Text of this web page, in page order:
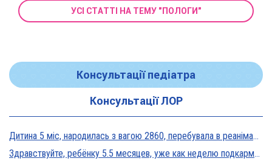
УСІ СТАТТІ НА ТЕМУ "ПОЛОГИ"
Консультації педіатра
Консультації ЛОР
Дитина 5 міс, народилась з вагою 2860, перебувала в реанімації у дуже тяжкому стані, діагноз Гіпоксична енцефалопатія 2 ст. На даний момент вага 5800, відмовляється від їжі, плаче близько 5 днів, періоди активності присутні, стул зі слизом зелений оформлений, на штучному вигодовуванні Нан безлактозний,за раз або з перервами з'їдає 90-120 мл. Прошу допомоги в даній ситуації?
Здравствуйте, ребёнку 5.5 месяцев, уже как неделю подкармливаю смесью, пробовали 3 вида нан, милупа и остановились на малютке премиум, только вчера появились красные пятна вокруг рта после кормления смесью, и мы опять попробовали милупа и нан, реакция осталась, что делать?